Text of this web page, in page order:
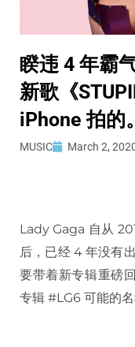
睽违 4 年霸
新歌《
iPhone 拍的。
MUSIC March 2,
Lady Gaga 自从
后，已经 4 年没有
要带着新专辑重磅
专辑 #LG6 可能的